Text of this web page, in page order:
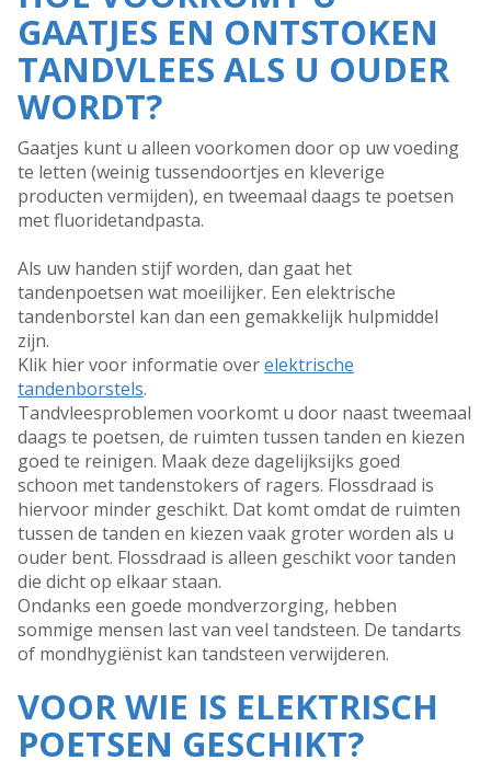
GAATJES EN ONTSTOKEN
TANDVLEES ALS U OUDER
WORDT?
Gaatjes kunt u alleen voorkomen door op uw voeding
te letten (weinig tussendoortjes en kleverige
producten vermijden), en tweemaal daags te poetsen
met fluoridetandpasta.
Als uw handen stijf worden, dan gaat het
tandenpoetsen wat moeilijker. Een elektrische
tandenborstel kan dan een gemakkelijk hulpmiddel
zijn.
Klik hier voor informatie overelektrische
tandenborstels.
Tandvleesproblemen voorkomt u door naast tweemaal
daags te poetsen, de ruimten tussen tanden en kiezen
goed te reinigen. Maak deze dagelijksijks goed
schoon met tandenstokers of ragers. Flossdraad is
hiervoor minder geschikt. Dat komt omdat de ruimten
tussen de tanden en kiezen vaak groter worden als u
ouder bent. Flossdraad is alleen geschikt voor tanden
die dicht op elkaar staan.
Ondanks een goede mondverzorging, hebben
sommige mensen last van veel tandsteen. De tandarts
of mondhygiënist kan tandsteen verwijderen.
VOOR WIE IS ELEKTRISCH
POETSEN GESCHIKT?